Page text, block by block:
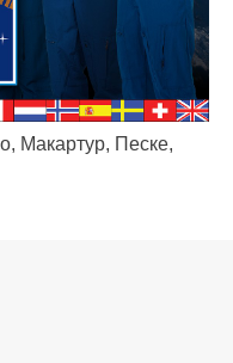
Макартур, Песке,